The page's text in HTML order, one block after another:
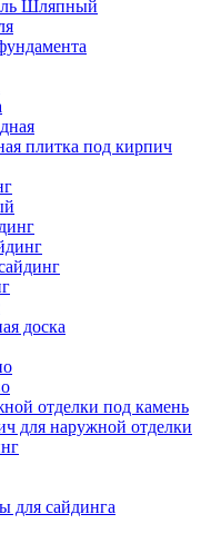
Шляпный
плитка под кирпич
доска
отделки под камень
для наружной отделки
для сайдинга